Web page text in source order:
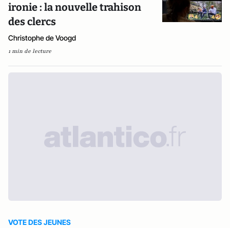
ironie : la nouvelle trahison
des clercs
Christophe de Voogd
1 min de lecture
VOTE DES JEUNES